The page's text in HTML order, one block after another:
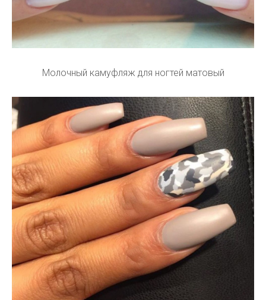
Молочный камуфляж для ногтей матовый